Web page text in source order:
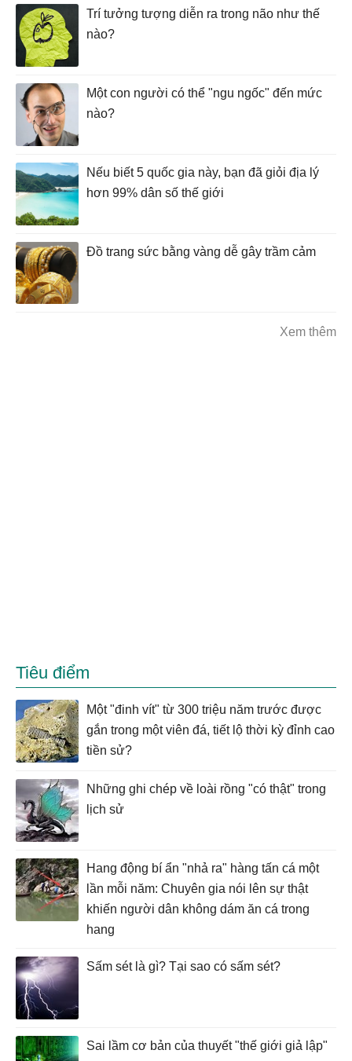
Trí tưởng tượng diễn ra trong não như thế
nào?
Một con người có thể "ngu ngốc" đến mức
nào?
Nếu biết 5 quốc gia này, bạn đã giỏi địa lý
hơn 99% dân số thế giới
Đồ trang sức bằng vàng dễ gây trầm cảm
Xem thêm
Tiêu điểm
Một "đinh vít" từ 300 triệu năm trước được
gắn trong một viên đá, tiết lộ thời kỳ đỉnh cao
tiền sử?
Những ghi chép về loài rồng "có thật" trong
lịch sử
Hang động bí ẩn "nhả ra" hàng tấn cá một
lần mỗi năm: Chuyên gia nói lên sự thật
khiến người dân không dám ăn cá trong
hang
Sấm sét là gì? Tại sao có sấm sét?
Sai lầm cơ bản của thuyết "thế giới giả lập"